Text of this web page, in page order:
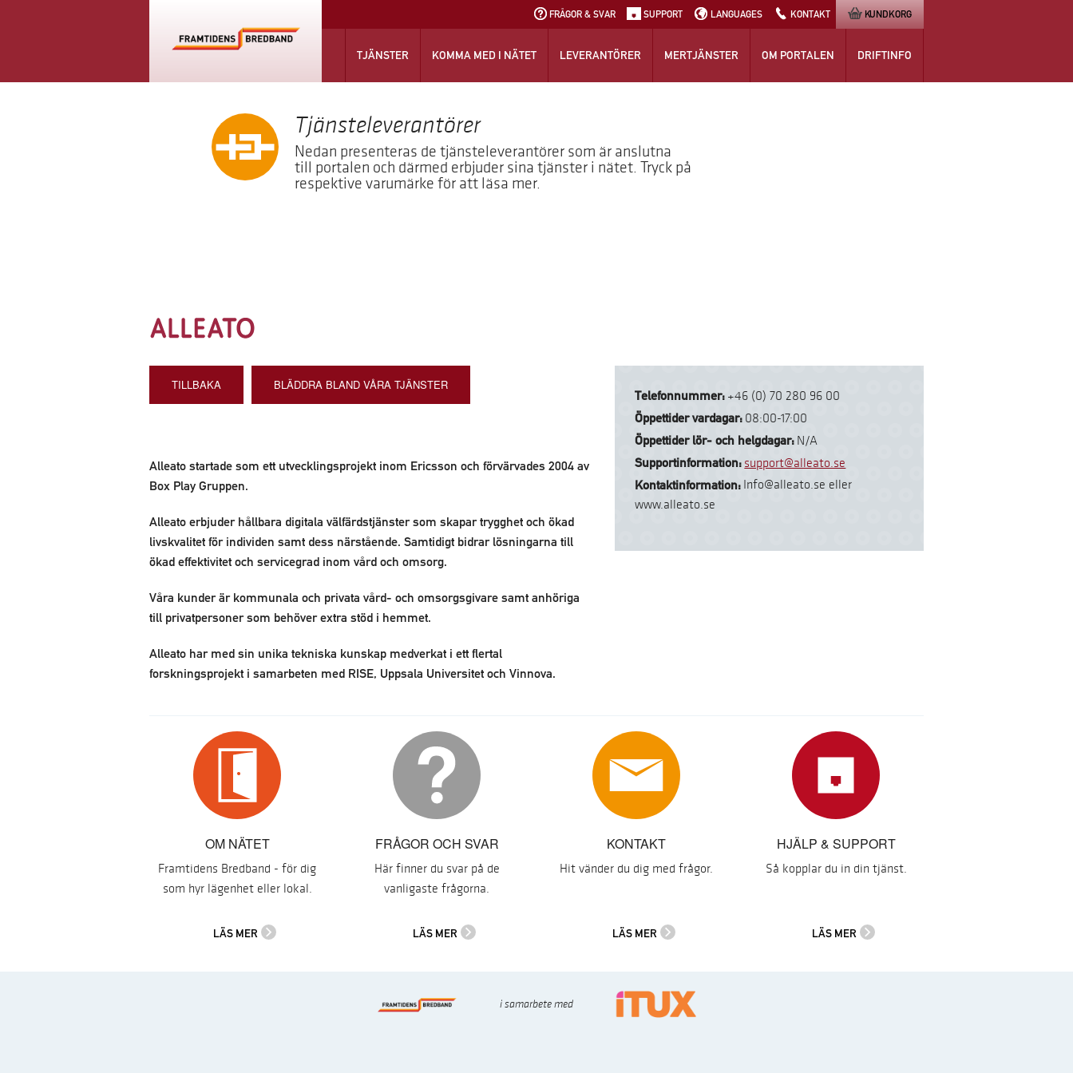
FRÅGOR & SVAR SUPPORT LANGUAGES KONTAKT KUNDKORG
TJÄNSTER KOMMA MED I NÄTET LEVERANTÖRER MERTJÄNSTER OM PORTALEN DRIFTINFO
Tjänsteleverantörer
Nedan presenteras de tjänsteleverantörer som är anslutna
till portalen och därmed erbjuder sina tjänster i nätet. Tryck på
respektive varumärke för att läsa mer.
TILLBAKA BLÄDDRA BLAND VÅRA TJÄNSTER
Alleato startade som ett utvecklingsprojekt inom Ericsson och förvärvades 2004 av
Box Play Gruppen.
Alleato erbjuder hållbara digitala välfärdstjänster som skapar trygghet och ökad
livskvalitet för individen samt dess närstående. Samtidigt bidrar lösningarna till
ökad effektivitet och servicegrad inom vård och omsorg.
Våra kunder är kommunala och privata vård- och omsorgsgivare samt anhöriga
till privatpersoner som behöver extra stöd i hemmet.
Alleato har med sin unika tekniska kunskap medverkat i ett flertal
forskningsprojekt i samarbeten med RISE, Uppsala Universitet och Vinnova.
Telefonnummer: +46 (0) 70 280 96 00
Öppettider vardagar: 08:00-17:00
Öppettider lör- och helgdagar: N/A
Supportinformation: support@alleato.se
Kontaktinformation: Info@alleato.se eller
www.alleato.se
OM NÄTET
Framtidens Bredband - för dig
som hyr lägenhet eller lokal.
LÄS MER
FRÅGOR OCH SVAR
Här finner du svar på de
vanligaste frågorna.
LÄS MER
KONTAKT
Hit vänder du dig med frågor.
LÄS MER
HJÄLP & SUPPORT
Så kopplar du in din tjänst.
LÄS MER
i samarbete med